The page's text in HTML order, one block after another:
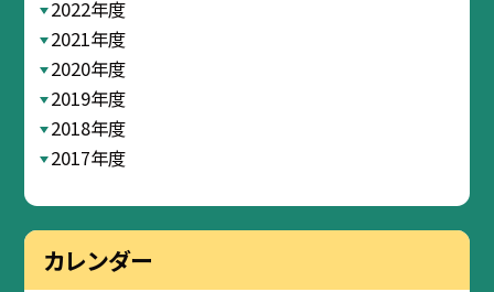
2022年度
2021年度
2020年度
2019年度
2018年度
2017年度
カレンダー